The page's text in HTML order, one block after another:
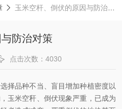
玉米空杆、倒伏的原因与防治对策
防治对策
点击次数：4030
择品种不当、盲目增加种植密度以
玉米空秆、倒伏现象严重，已成为